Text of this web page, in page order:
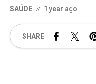
SAÚDE 1 year ago
SHARE